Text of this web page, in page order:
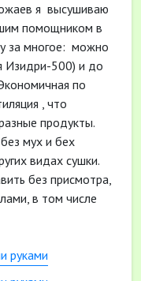
я высушиваю
помощником в
за многое: можно
Изидри-500) и до
по
, что
продукты.
мух и бех
видах сушки.
без присмотра,
в том числе